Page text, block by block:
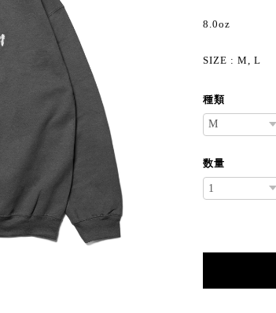
8.0oz
SIZE : M, L
種類
数量